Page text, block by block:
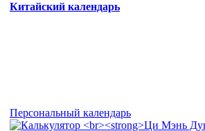
Китайский календарь
Персональный календарь